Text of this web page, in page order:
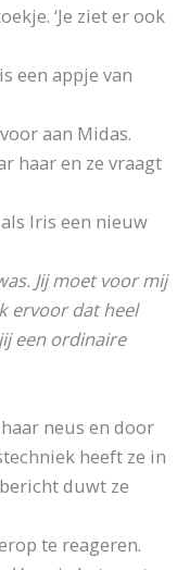
‘Je ziet er ook
een appje van
aan Midas.
haar en ze vraagt
Iris een nieuw
Jij moet voor mij
ervoor dat heel
een ordinaire
neus en door
heeft ze in
duwt ze
te reageren.